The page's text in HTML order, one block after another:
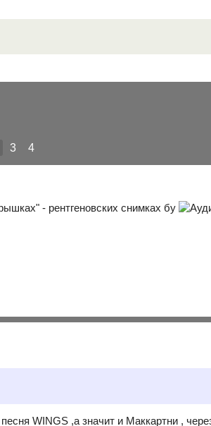
3 4
- рентгеновских снимках бу
WINGS ,а значит и Маккартни ,